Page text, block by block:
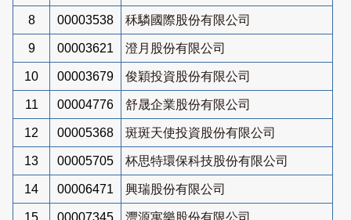
8 00003538 秝驎國際股份有限公司
9 00003621 澄月股份有限公司
10 00003679 俊穎投資股份有限公司
11 00004776 舒晟企業股份有限公司
12 00005368 斑斑天使投資股份有限公司
13 00005705 杯思特環保科技股份有限公司
14 00006471 興瑞股份有限公司
15 00007345 灃源寓樂股份有限公司